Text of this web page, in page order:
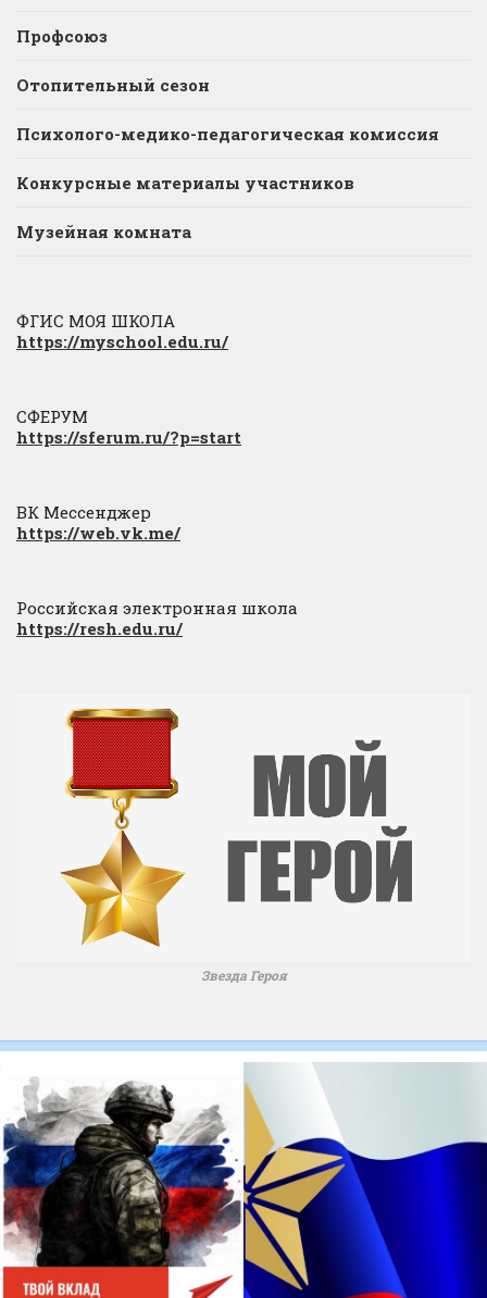
Профсоюз
Отопительный сезон
Психолого-медико-педагогическая комиссия
Конкурсные материалы участников
Музейная комната
ФГИС МОЯ ШКОЛА
https://myschool.edu.ru/
СФЕРУМ
https://sferum.ru/?p=start
ВК Мессенджер
https://web.vk.me/
Российская электронная школа
https://resh.edu.ru/
Звезда Героя